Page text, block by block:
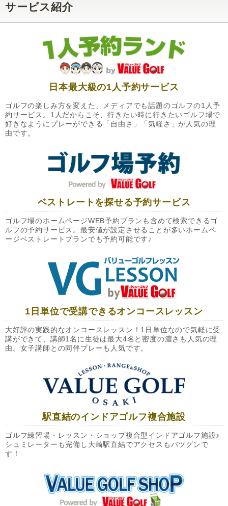
サービス紹介
日本最大級の1人予約サービス
ゴルフの楽しみ方を変えた、メディアでも話題のゴルフの1人予
約サービス。1人だからこそ、行きたい時に行きたいゴルフ場で
好きなようにプレーができる「自由さ」「気軽さ」が人気の理
由です。
ベストレートを探せる予約サービス
ゴルフ場のホームページWEB予約プランも含めて検索できるゴ
ルフの予約サービス。最安値が設定させることが多いホームペ
ージベストレートプランでも予約可能です♪
1日単位で受講できるオンコースレッスン
大好評の実践的なオンコースレッスン！1日単位なので気軽に受
講ができて、講師1名に生徒は最大4名と密度の濃さも人気の理
由。女子講師との同伴プレーも人気です。
駅直結のインドアゴルフ複合施設
ゴルフ練習場・レッスン・ショップ複合型インドアゴルフ施設♪
シュミレーターも完備し大崎駅直結でアクセスもバツグンで
す！